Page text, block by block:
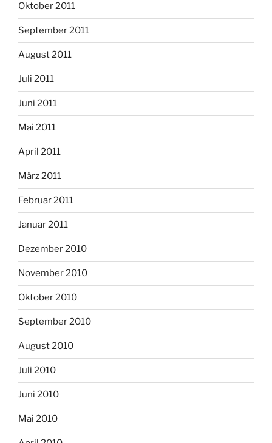
Oktober 2011
September 2011
August 2011
Juli 2011
Juni 2011
Mai 2011
April 2011
März 2011
Februar 2011
Januar 2011
Dezember 2010
November 2010
Oktober 2010
September 2010
August 2010
Juli 2010
Juni 2010
Mai 2010